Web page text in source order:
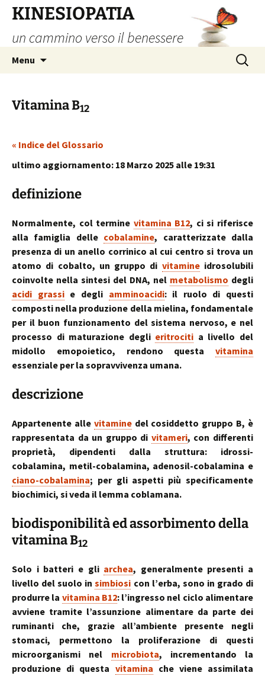
contenuto
KINESIOPATIA
un cammino verso il benessere
Menu
Ricerca
per:
Vitamina B12
« Indice del Glossario
ultimo aggiornamento: 18 Marzo 2025 alle 19:31
definizione
Normalmente, col termine vitamina B12, ci si riferisce
alla famiglia delle cobalamine, caratterizzate dalla
presenza di un anello corrinico al cui centro si trova un
atomo di cobalto, un gruppo di vitamineidrosolubili
coinvolte nella sintesi del DNA, nel metabolismo degli
acidi grassie degli amminoacidi: il ruolo di questi
composti nella produzione della mielina, fondamentale
per il buon funzionamento del sistema nervoso, e nel
processo di maturazione degli eritrociti a livello del
midollo emopoietico, rendono questa vitamina
essenziale per la sopravvivenza umana.
descrizione
Appartenente alle vitaminedel cosiddetto gruppo B, è
rappresentata da un gruppo di vitameri, con differenti
proprietà, dipendenti dalla struttura: idrossi-
cobalamina, metil-cobalamina, adenosil-cobalamina e
ciano-cobalamina; per gli aspetti più specificamente
biochimici, si veda il lemma coblamana.
biodisponibilità ed assorbimento della
vitamina B12
Solo i batteri e gli archea, generalmente presenti a
livello del suolo insimbiosi con l’erba, sono in grado di
produrre la vitamina B12: l’ingresso nel ciclo alimentare
avviene tramite l’assunzione alimentare da parte dei
ruminanti che, grazie all’ambiente presente negli
stomaci, permettono la proliferazione di questi
microorganismi nel microbiota, incrementando la
produzione di questa vitamina che viene assimilata